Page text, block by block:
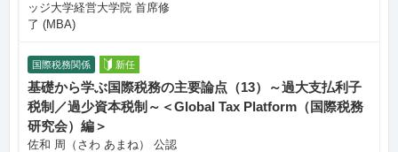
ッジ大学経営大学院 首席修
了 (MBA)
国際税務関係 新任
基礎から学ぶ国際税務の主要論点（13）～過大支払利子
税制／過少資本税制～＜Global Tax Platform（国際税務
研究会）編＞
佐和 周（さわ あまね） 公認